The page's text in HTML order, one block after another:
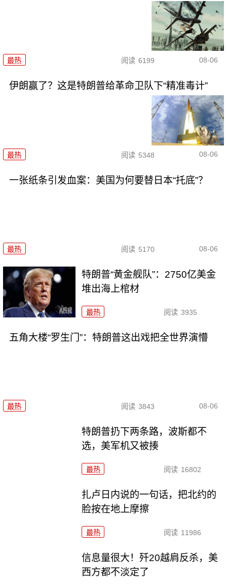
最热 阅读 6199 08-06
伊朗赢了？这是特朗普给革命卫队下“精准毒计”
最热 阅读 5348 08-06
一张纸条引发血案：美国为何要替日本“托底”？
最热 阅读 5170 08-06
特朗普“黄金舰队”：2750亿美金
堆出海上棺材
最热 阅读 3935
五角大楼“罗生门”：特朗普这出戏把全世界演懵
最热 阅读 3843 08-06
特朗普扔下两条路，波斯都不
选，美军机又被揍
最热 阅读 16802
扎卢日内说的一句话，把北约的
脸按在地上摩擦
最热 阅读 11986
信息量很大！歼20越肩反杀，美
西方都不淡定了